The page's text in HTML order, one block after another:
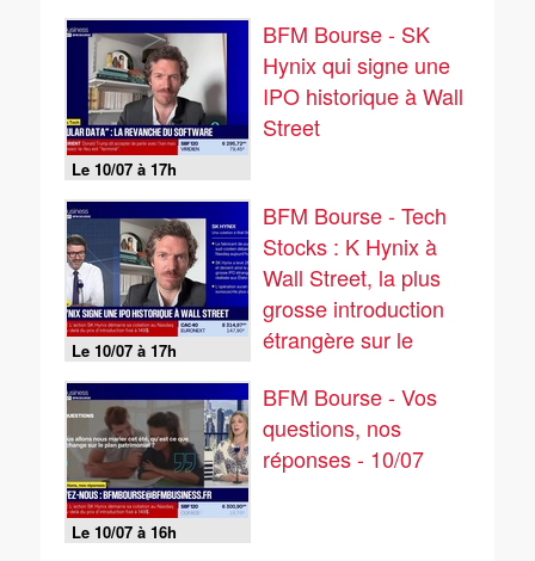
Le 10/07 à 17h
BFM Bourse - SK
Hynix qui signe une
IPO historique à Wall
Street
Le 10/07 à 17h
BFM Bourse - Tech
Stocks : K Hynix à
Wall Street, la plus
grosse introduction
étrangère sur le
Le 10/07 à 16h
BFM Bourse - Vos
questions, nos
réponses - 10/07